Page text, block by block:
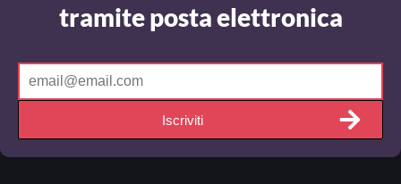
tramite posta elettronica
Iscriviti